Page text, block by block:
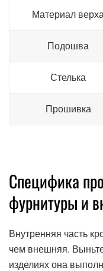
Материал
Подошва
Стелька
Прошивка
Специфика
фурнитуры и
Внутренняя часть
чем внешняя.
изделиях она